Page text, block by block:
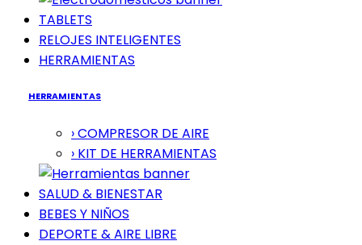
TABLETS
RELOJES INTELIGENTES
HERRAMIENTAS
HERRAMIENTAS
› COMPRESOR DE AIRE
› KIT DE HERRAMIENTAS
SALUD & BIENESTAR
BEBES Y NIÑOS
DEPORTE & AIRE LIBRE